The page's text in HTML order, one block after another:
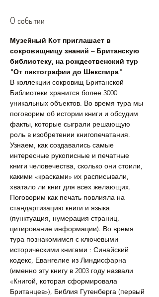
О событии
Музейный Кот приглашает в
сокровищницу знаний – Британскую
библиотеку, на рождественский тур
"От пиктографии до Шекспира"
В коллекции сокровищ Британской
Библиотеки хранится более 3000
уникальных объектов. Во время тура мы
поговорим об истории книги и обсудим
факты, которые сыграли решающую
роль в изобретении книгопечатания.
Узнаем, как создавались самые
интересные рукописные и печатные
книги человечества, сколько они стоили,
какими «красками» их расписывали,
хватало ли книг для всех желающих.
Поговорим как печать повлияла на
стандартизацию книги и языка
(пунктуация, нумерация страниц,
цитирование информации). Во время
тура познакомимся с ключевыми
историческими книгами : Синайский
кодекс, Евангелие из Линдисфарна
(именно эту книгу в 2003 году назвали
«Книгой, которая сформировала
Британцев»), Библия Гутенберга (первый